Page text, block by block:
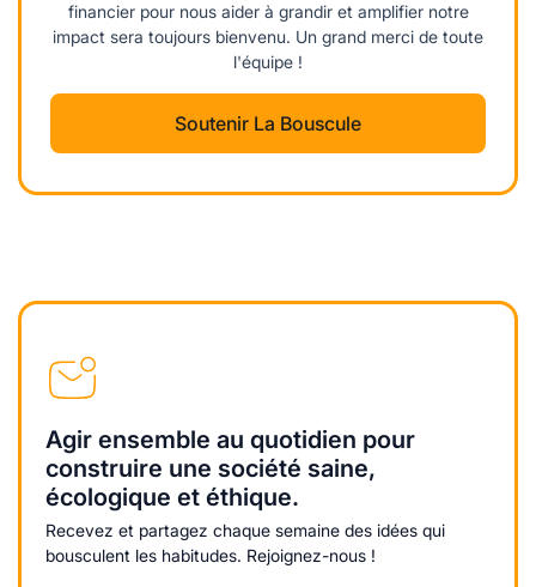
financier pour nous aider à grandir et amplifier notre
impact sera toujours bienvenu. Un grand merci de toute
l'équipe !
Soutenir La Bouscule
Agir ensemble au quotidien pour
construire une société saine,
écologique et éthique.
Recevez et partagez chaque semaine des idées qui
bousculent les habitudes. Rejoignez-nous !